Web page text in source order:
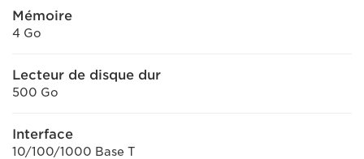
Mémoire
4 Go
Lecteur de disque dur
500 Go
Interface
10/100/1000 Base T